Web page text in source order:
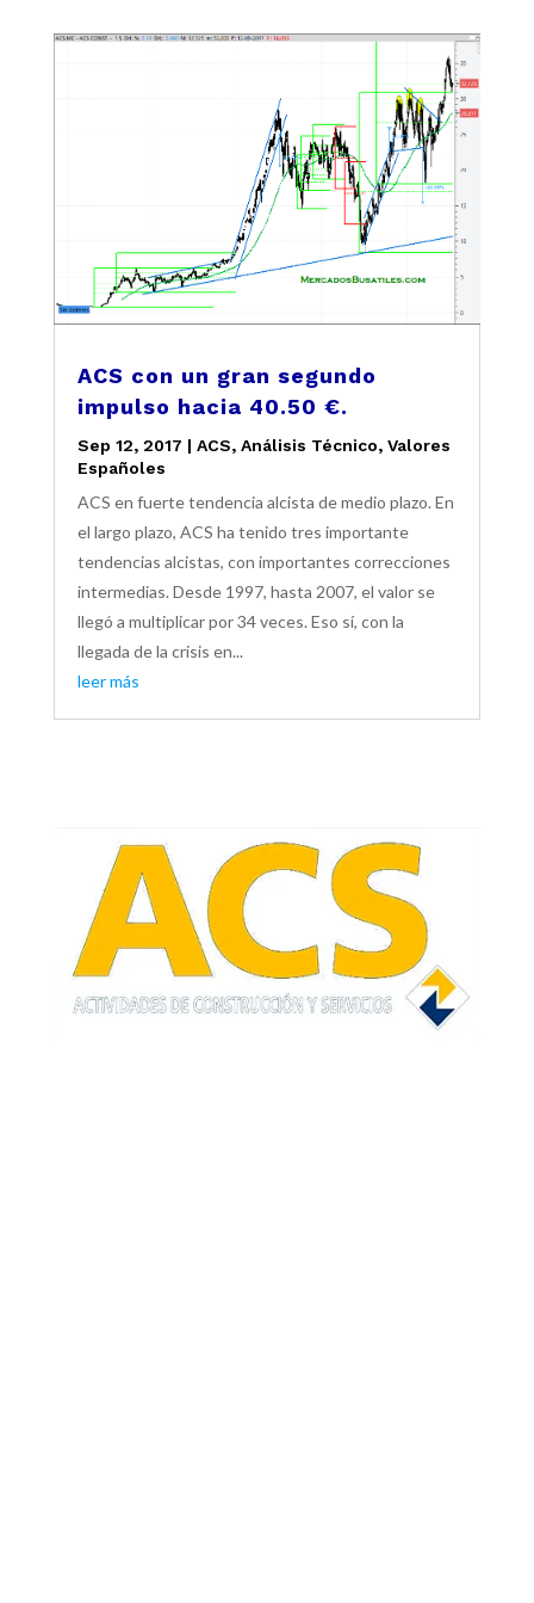
ACS con un gran segundo
impulso hacia 40.50 €.
Sep 12, 2017 | ACS, Análisis Técnico, Valores
Españoles
ACS en fuerte tendencia alcista de medio plazo. En
el largo plazo, ACS ha tenido tres importante
tendencias alcistas, con importantes correcciones
intermedias. Desde 1997, hasta 2007, el valor se
llegó a multiplicar por 34 veces. Eso sí, con la
llegada de la crisis en...
leer más